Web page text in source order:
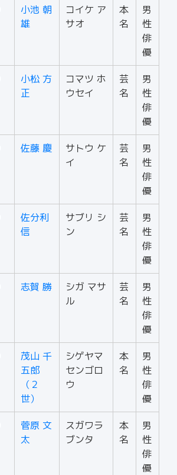
小池 朝
雄
コイケ ア
サオ
本
名
男
性
俳
優
小松 方
正
コマツ ホ
ウセイ
芸
名
男
性
俳
優
佐藤 慶
サトウ ケ
イ
芸
名
男
性
俳
優
佐分利
信
サブリ シ
ン
芸
名
男
性
俳
優
志賀 勝
シガ マサ
ル
芸
名
男
性
俳
優
茂山 千
五郎
（２
世）
シゲヤマ
センゴロ
ウ
本
名
男
性
俳
優
菅原 文
太
スガワラ
ブンタ
本
名
男
性
俳
優